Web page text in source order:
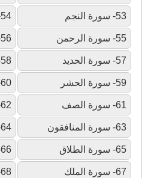
53- سورة النجم 54- سورة القمر
55- سورة الرحمن 56- سورة الواقعة
57- سورة الحديد 58- سورة المجادلة
59- سورة الحشر 60- سورة الممتحنة
61- سورة الصف 62- سورة الجمعة
63- سورة المنافقون 64- سورة التغابن
65- سورة الطلاق 66- سورة التحريم
67- سورة الملك 68- سورة القلم